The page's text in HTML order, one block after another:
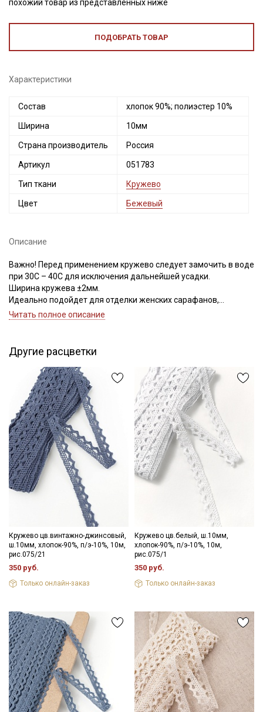
похожий товар из представленных ниже
ПОДОБРАТЬ ТОВАР
Характеристики
Состав хлопок 90%; полиэстер 10%
Ширина 10мм
Страна производитель Россия
Артикул 051783
Тип ткани Кружево
Цвет Бежевый
Описание
Важно! Перед применением кружево следует замочить в воде
при 30С – 40С для исключения дальнейшей усадки.
Ширина кружева ±2мм.
Идеально подойдет для отделки женских сарафанов,
платьев, юбок, рукавов.
творческих работ в различных техниках.
Цветопередача может отличаться от оригинального цвета в
зависимости от настроек вашего монитора.
Читать полное описание
Другие расцветки
Кружево цв.винтажно-джинсовый,
ш.10мм, хлопок-90%, п/э-10%, 10м,
рис.075/21
350 руб.
Только онлайн-заказ
Кружево цв.белый, ш.10мм,
хлопок-90%, п/э-10%, 10м,
рис.075/1
350 руб.
Только онлайн-заказ